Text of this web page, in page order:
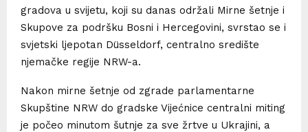
gradova u svijetu, koji su danas održali Mirne šetnje i
Skupove za podršku Bosni i Hercegovini, svrstao se i
svjetski ljepotan Düsseldorf, centralno središte
njemačke regije NRW-a.
Nakon mirne šetnje od zgrade parlamentarne
Skupštine NRW do gradske Vijećnice centralni miting
je počeo minutom šutnje za sve žrtve u Ukrajini, a